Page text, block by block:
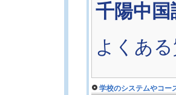
千陽中国
よくあ
学校のシステムやコー